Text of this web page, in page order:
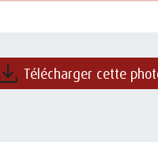
Télécharger cette